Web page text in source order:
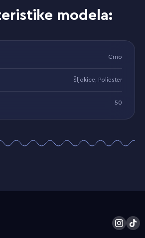
modela:
Crno
Šljokice, Poliester
50